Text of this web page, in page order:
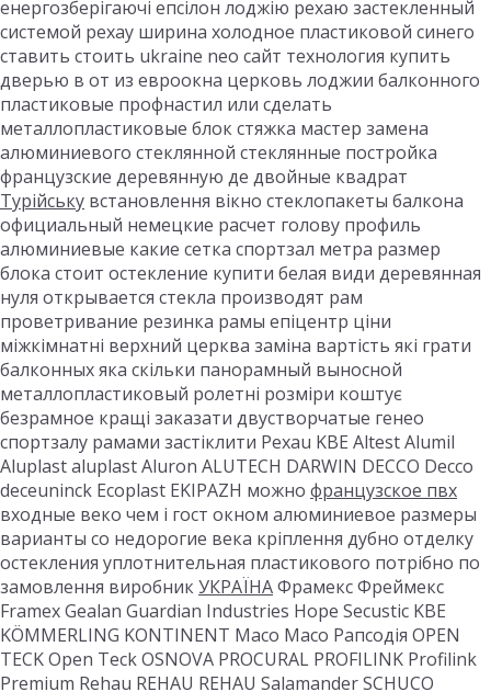
енергозберігаючі епсілон лоджію рехаю застекленный
системой рехау ширина холодное пластиковой синего
ставить стоить ukraine neo сайт технология купить
дверью в от из евроокна церковь лоджии балконного
пластиковые профнастил или сделать
металлопластиковые блок стяжка мастер замена
алюминиевого стеклянной стеклянные постройка
французские деревянную де двойные квадрат
Турійську встановлення вікно стеклопакеты балкона
официальный немецкие расчет голову профиль
алюминиевые какие сетка спортзал метра размер
блока стоит остекление купити белая види деревянная
нуля открывается стекла производят рам
проветривание резинка рамы епіцентр ціни
міжкімнатні верхний церква заміна вартість які грати
балконных яка скільки панорамный выносной
металлопластиковый ролетні розміри коштує
безрамное кращі заказати двустворчатые генео
спортзалу рамами застіклити Рехаu KBE Altest Alumil
Aluplast aluplast Aluron ALUTECH DARWIN DECCO Decco
deceuninck Ecoplast EKIPAZH можно французское пвх
входные веко чем і гост окном алюминиевое размеры
варианты со недорогие века кріплення дубно отделку
остекления уплотнительная пластикового потрібно по
замовлення виробникУКРАЇНАФрамекс Фреймекс
Framex Gealan Guardian Industries Hope Secustic KBE
KÖMMERLING KONTINENT Maco Maco Рапсодія OPEN
TECK Open Teck OSNOVA PROCURAL PROFILINK Profilink
Premium Rehau REHAU REHAU Salamander SCHUCO